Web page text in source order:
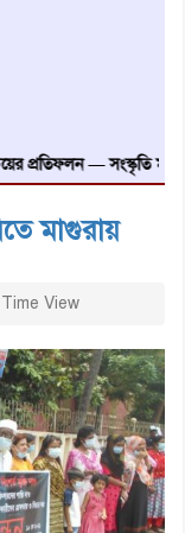
— সংস্কৃতি মন্ত্রী গৃহায়ন
মাগুরায়
View